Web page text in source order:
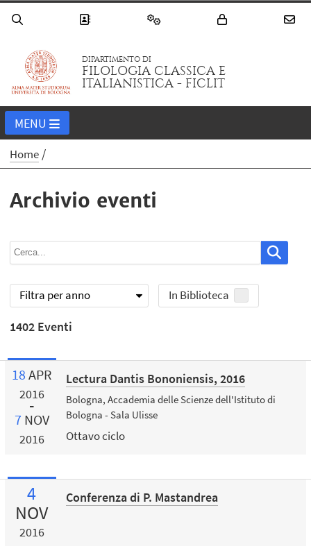
DIPARTIMENTO DI
FILOLOGIA CLASSICA E
ITALIANISTICA - FICLIT
MENU
Home
Archivio eventi
Filtra per anno In Biblioteca
1402 Eventi
18 APR
2016
7 NOV
2016
Lectura Dantis Bononiensis, 2016
Bologna, Accademia delle Scienze dell'Istituto di
Bologna - Sala Ulisse
Ottavo ciclo
4
NOV
2016
Conferenza di P. Mastandrea